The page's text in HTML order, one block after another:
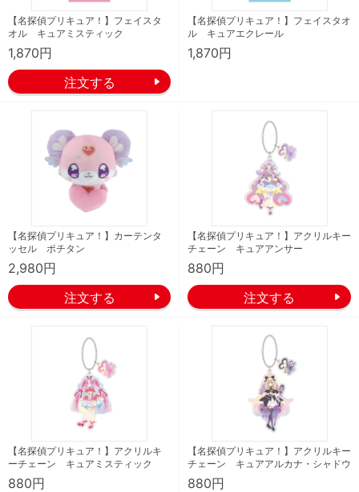
【名探偵プリキュア！】フェイスタ
オル キュアミスティック
1,870円
【名探偵プリキュア！】フェイスタオ
ル キュアエクレール
1,870円
【名探偵プリキュア！】カーテンタ
ッセル ポチタン
2,980円
【名探偵プリキュア！】アクリルキー
チェーン キュアアンサー
880円
【名探偵プリキュア！】アクリルキ
ーチェーン キュアミスティック
880円
【名探偵プリキュア！】アクリルキー
チェーン キュアアルカナ・シャドウ
880円